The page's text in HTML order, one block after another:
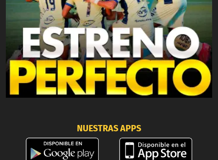
NUESTRAS APPS